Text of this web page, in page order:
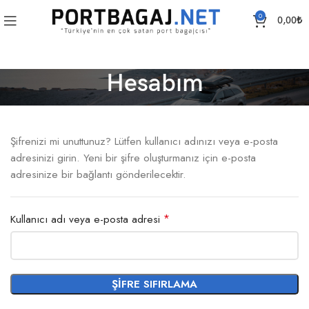
0 0,00₺
Hesabım
Şifrenizi mi unuttunuz? Lütfen kullanıcı adınızı veya e-posta
adresinizi girin. Yeni bir şifre oluşturmanız için e-posta
adresinize bir bağlantı gönderilecektir.
Kullanıcı adı veya e-posta adresi *
ŞIFRE SIFIRLAMA